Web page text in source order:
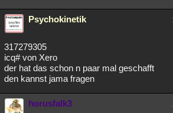
Psychokinetik
317279305
icq# von Xero
der hat das schon n paar mal geschafft
den kannst jama fragen
horusfalk3